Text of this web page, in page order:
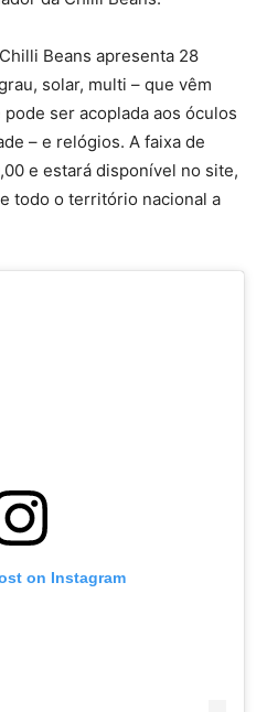
Beans apresenta 28
solar, multi – que vêm
ser acoplada aos óculos
– e relógios. A faixa de
e estará disponível no site,
todo o território nacional a
on Instagram